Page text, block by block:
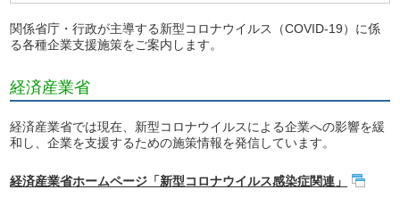
関係省庁・行政が主導する新型コロナウイルス（COVID-19）に係
る各種企業支援施策をご案内します。
経済産業省
経済産業省では現在、新型コロナウイルスによる企業への影響を緩
和し、企業を支援するための施策情報を発信しています。
経済産業省ホームページ「新型コロナウイルス感染症関連」